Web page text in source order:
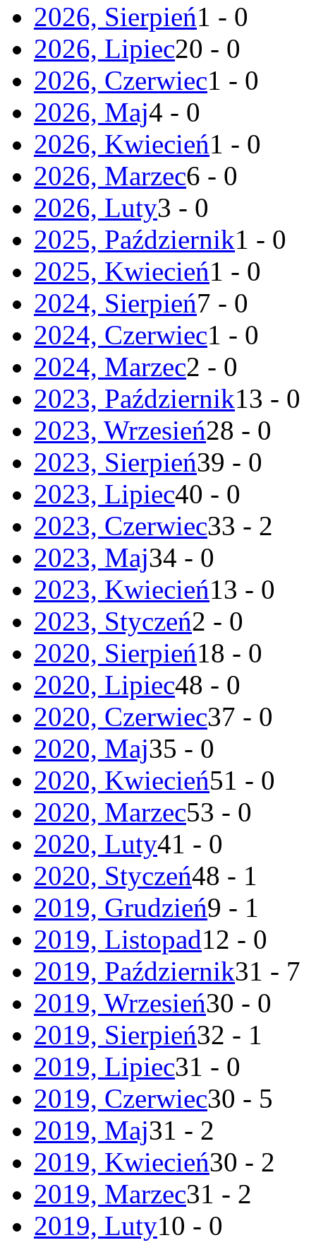
2026, Sierpień1 - 0
2026, Lipiec20 - 0
2026, Czerwiec1 - 0
2026, Maj4 - 0
2026, Kwiecień1 - 0
2026, Marzec6 - 0
2026, Luty3 - 0
2025, Październik1 - 0
2025, Kwiecień1 - 0
2024, Sierpień7 - 0
2024, Czerwiec1 - 0
2024, Marzec2 - 0
2023, Październik13 - 0
2023, Wrzesień28 - 0
2023, Sierpień39 - 0
2023, Lipiec40 - 0
2023, Czerwiec33 - 2
2023, Maj34 - 0
2023, Kwiecień13 - 0
2023, Styczeń2 - 0
2020, Sierpień18 - 0
2020, Lipiec48 - 0
2020, Czerwiec37 - 0
2020, Maj35 - 0
2020, Kwiecień51 - 0
2020, Marzec53 - 0
2020, Luty41 - 0
2020, Styczeń48 - 1
2019, Grudzień9 - 1
2019, Listopad12 - 0
2019, Październik31 - 7
2019, Wrzesień30 - 0
2019, Sierpień32 - 1
2019, Lipiec31 - 0
2019, Czerwiec30 - 5
2019, Maj31 - 2
2019, Kwiecień30 - 2
2019, Marzec31 - 2
2019, Luty10 - 0